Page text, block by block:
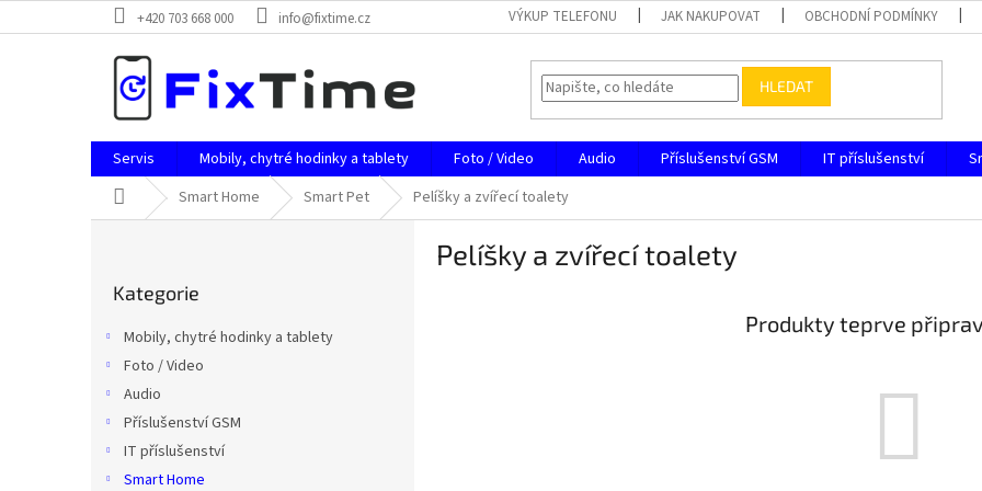
na
+420 703 668 000 info@fixtime.cz VÝKUP TELEFONU JAK NAKUPOVAT OBCHODNÍ PODMÍNKY
HLEDAT
Servis Mobily, chytré hodinky a tablety Foto / Video Audio Příslušenství GSM IT příslušenství
Domů Smart Home Smart Pet Pelíšky a zvířecí toalety
kategorie
Kategorie
Mobily, chytré hodinky a tablety
Foto / Video
Audio
Příslušenství GSM
IT příslušenství
Smart Home
Pelíšky a zvířecí toalety
Produkty teprve